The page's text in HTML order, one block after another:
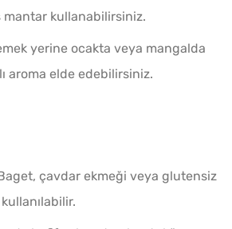
mantar kullanabilirsiniz.
yerine ocakta veya mangalda
aroma elde edebilirsiniz.
çavdar ekmeği veya glutensiz